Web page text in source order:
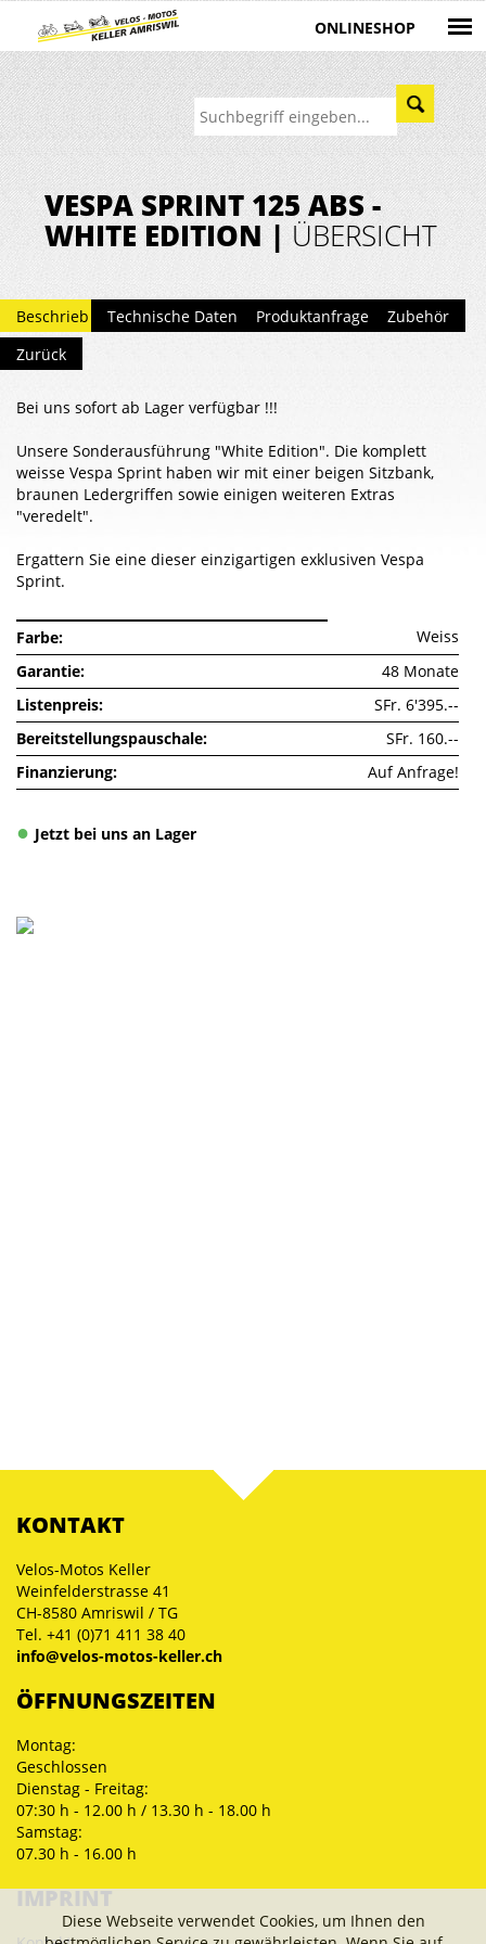
ONLINESHOP
VESPA SPRINT 125 ABS -
WHITE EDITION |ÜBERSICHT
Beschrieb Technische Daten Produktanfrage
Zubehör
Zurück
Bei uns sofort ab Lager verfügbar !!!
Unsere Sonderausführung "White Edition". Die komplett
weisse Vespa Sprint haben wir mit einer beigen Sitzbank,
braunen Ledergriffen sowie einigen weiteren Extras
"veredelt".
Ergattern Sie eine dieser einzigartigen exklusiven Vespa
Sprint.
Farbe
Weiss
Garantie
48 Monate
Listenpreis
SFr. 6'395.--
Bereitstellungspauschale
SFr. 160.--
Finanzierung
Auf Anfrage!
Jetzt bei uns an Lager
Diese Webseite verwendet Cookies, um Ihnen den
KONTAKT
Velos-Motos Keller
Weinfelderstrasse 41
CH-8580 Amriswil / TG
Tel. +41 (0)71 411 38 40
info@velos-motos-keller.ch
ÖFFNUNGSZEITEN
Montag:
Geschlossen
Dienstag - Freitag:
07:30 h - 12.00 h / 13.30 h - 18.00 h
Samstag:
07.30 h - 16.00 h
IMPRINT